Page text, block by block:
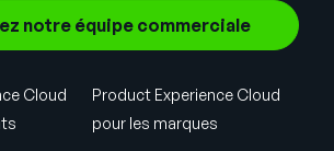
notre équipe commerciale
Cloud
Product Experience Cloud
pour les marques